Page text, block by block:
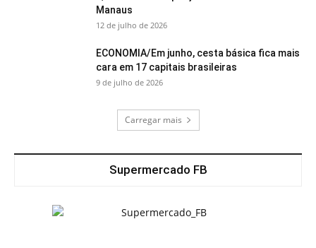
Manaus
12 de julho de 2026
ECONOMIA/Em junho, cesta básica fica mais
cara em 17 capitais brasileiras
9 de julho de 2026
Carregar mais
Supermercado FB